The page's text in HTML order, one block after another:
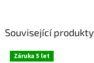
Související produkty
Záruka 5 let